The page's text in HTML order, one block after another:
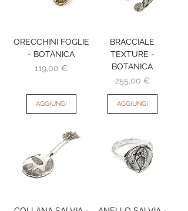
ORECCHINI FOGLIE
- BOTANICA
Prezzo
119,00 €
AGGIUNGI
BRACCIALE
TEXTURE -
BOTANICA
Prezzo
255,00 €
AGGIUNGI